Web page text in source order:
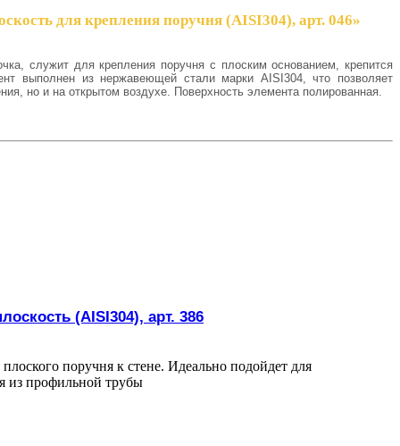
для крепления поручня (AISI304), арт. 046»
служит для крепления поручня с плоским основанием, крепится
выполнен из нержавеющей стали марки AISI 304, что позволяет
но и на открытом воздухе. Поверхность элемента полированная.
(AISI304), арт. 386
поручня к стене. Идеально подойдет для
из профильной трубы